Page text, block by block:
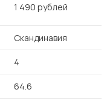
1 490 рублей
Скандинавия
4
64.6